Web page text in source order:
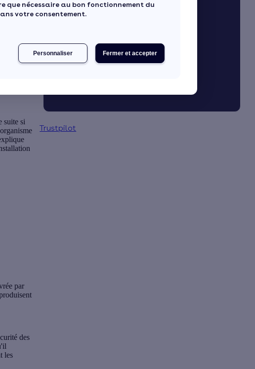
que nécessaire au bon fonctionnement du
votre consentement.
Fermer et accepter
Personnaliser
suite si
par
des
les
Trustpilot